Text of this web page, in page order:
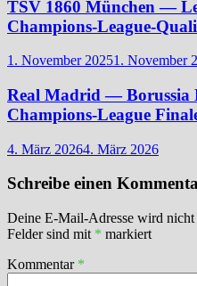
TSV 1860 München —
Champions-League-
1. November 20251. November
Real Madrid — Borussia
Champions-League
4. März 20264. März 2026
Schreibe einen
Deine E-Mail-Adresse wird
Felder sind mit * markiert
Kommentar *